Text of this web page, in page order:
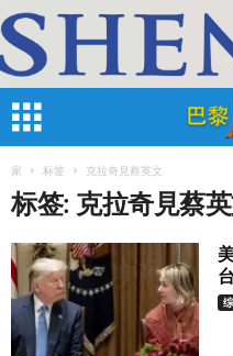
家 标签 克拉奇見蔡英文
标签: 克拉奇見蔡